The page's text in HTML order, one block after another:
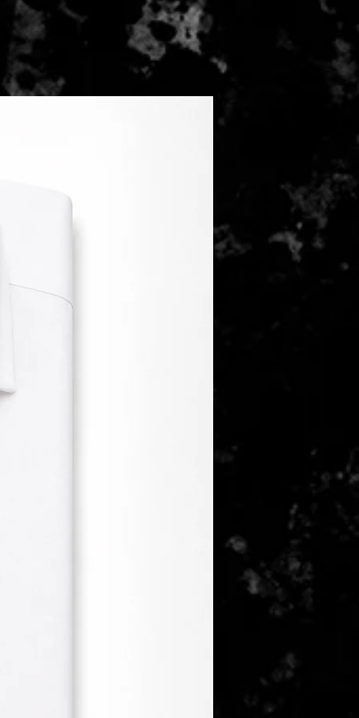
das berühmte Orb Mark zu
Tweed zertifiziert.
Deutschland und dem
kommt es zu Verzögerungen
übernehmen wir für Sie
innerhalb Deutschlands für